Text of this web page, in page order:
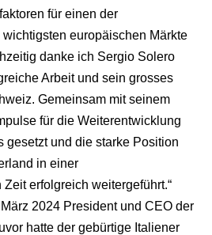
für einen der
europäischen Märkte
danke ich Sergio Solero
Arbeit und sein grosses
Gemeinsam mit seinem
für die Weiterentwicklung
gesetzt und die starke Position
in einer
erfolgreich weitergeführt.“
2024 President und CEO der
hatte der gebürtige Italiener